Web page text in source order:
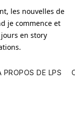
les nouvelles de
je commence et
en story
PROPOS DE LPS